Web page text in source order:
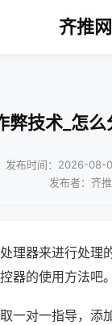
齐推网
弊技术_怎
发布时间：2026-08-
发布者：齐
理器来进行处理
器的使用方法吧。
一对一指导，添